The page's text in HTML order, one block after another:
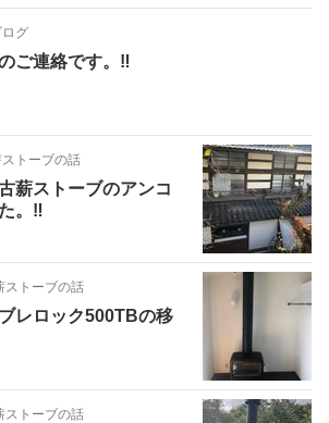
ログ
ご連絡です。‼️
トーブの話
薪ストーブのアンコ
。‼️
ストーブの話
レロック500TBの移
ストーブの話